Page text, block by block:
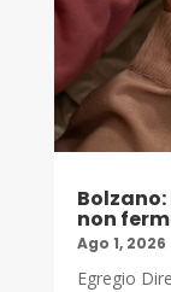
non
Ago 1, 2026
Egregio